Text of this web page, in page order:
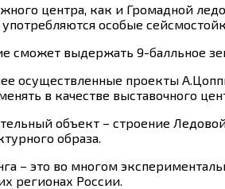
центра, как и Громадной
особые
сможет выдержать 9-балльное
осуществленные проекты
в качестве выставочного
объект – строение
образа.
– это во многом
регионах России.